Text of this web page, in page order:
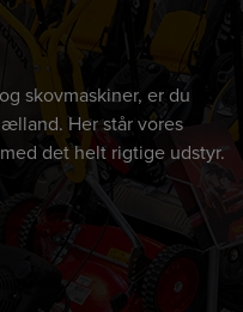
skovmaskiner, er du
Her står vores
det helt rigtige udstyr.